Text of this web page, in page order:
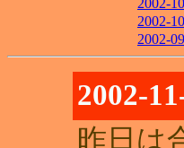
2002-
2002-
2002-
2002-
昨日は